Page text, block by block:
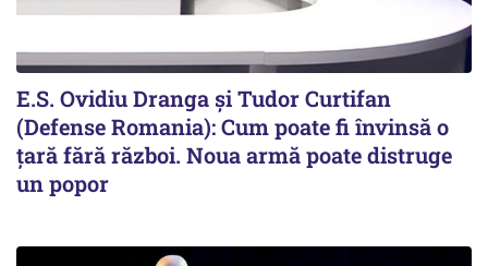
E.S. Ovidiu Dranga și Tudor Curtifan
(Defense Romania): Cum poate fi învinsă o
țară fără război. Noua armă poate distruge
un popor